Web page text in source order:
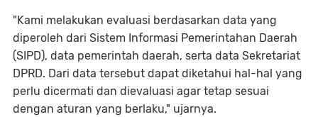
"Kami melakukan evaluasi berdasarkan data yang
diperoleh dari Sistem Informasi Pemerintahan Daerah
(SIPD), data pemerintah daerah, serta data Sekretariat
DPRD. Dari data tersebut dapat diketahui hal-hal yang
perlu dicermati dan dievaluasi agar tetap sesuai
dengan aturan yang berlaku," ujarnya.